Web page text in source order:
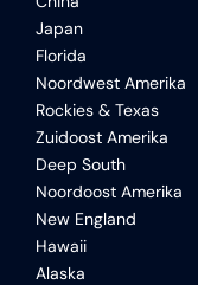
Japan
Florida
Noordwest Amerika
Rockies & Texas
Zuidoost Amerika
Deep South
Noordoost Amerika
New England
Hawaii
Alaska